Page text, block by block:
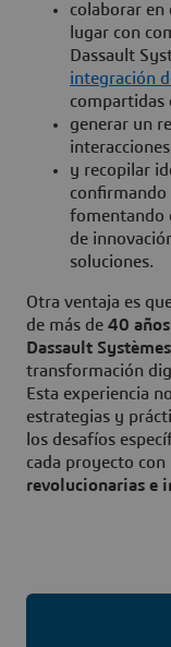
colaborar en
lugar con
Dassault
integración
compartidas
generar un
y recopilar
confirmando
fomentando
de
soluciones.
Otra ventaja es
de más de 40
Dassault Systèmes
transformación
Esta experiencia
estrategias y
los desafíos
cada proyecto con
revolucionarias e